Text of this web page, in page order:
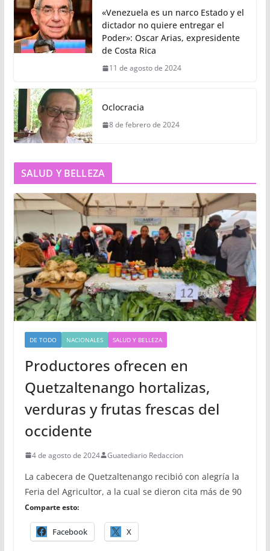
«Venezuela es un narco Estado y el
dictador no quiere entregar el
Poder»: Oscar Arias, expresidente
de Costa Rica
11 de agosto de 2024
Oclocracia
8 de febrero de 2024
SALUD Y BELLEZA
DE TODO NACIONALES SALUD Y BELLEZA
Productores ofrecen en
Quetzaltenango hortalizas,
verduras y frutas frescas del
occidente
4 de agosto de 2024 Guatediario Redaccion
La cabecera de Quetzaltenango recibió con alegría la
Feria del Agricultor, a la cual se dieron cita más de 90
Comparte esto:
Facebook X